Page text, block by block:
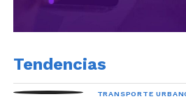
Tendencias
TRANSPORTE